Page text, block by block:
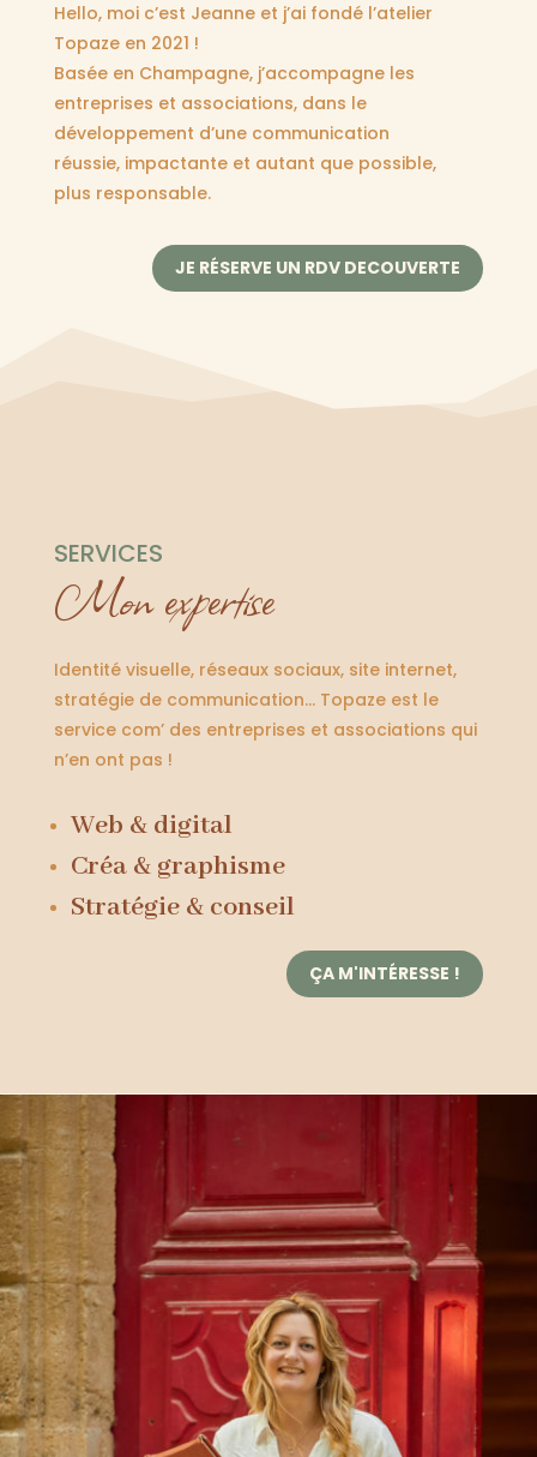
Hello, moi c’est Jeanne et j’ai fondé l’atelier
Topaze en 2021 !
Basée en Champagne, j’accompagne les
entreprises et associations, dans le
développement d’une communication
réussie, impactante et autant que possible,
plus responsable.
JE RÉSERVE UN RDV DECOUVERTE
SERVICES
Mon expertise
Identité visuelle, réseaux sociaux, site internet,
stratégie de communication… Topaze est le
service com’ des entreprises et associations qui
n’en ont pas !
Web & digital
Créa & graphisme
Stratégie & conseil
ÇA M'INTÉRESSE !